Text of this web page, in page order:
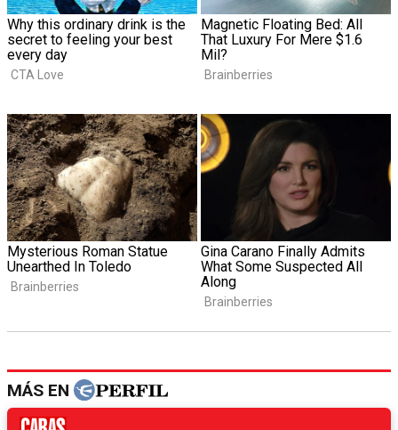
MÁS EN